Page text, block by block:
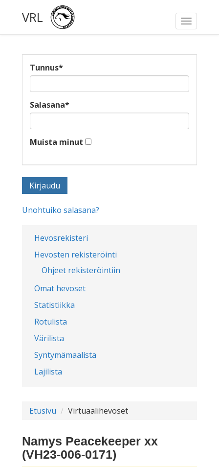
Toggle
VRL
Hevosrekisteri
Hevosten rekisteröinti
Ohjeet rekisteröintiin
Omat hevoset
Statistiikka
Rotulista
Värilista
Syntymämaalista
Lajilista
Tunnus*
Salasana*
Muista minut
Unohtuiko salasana?
Etusivu Virtuaalihevoset
Namys Peacekeeper xx
(VH23-006-0171)